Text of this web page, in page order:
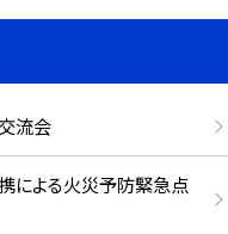
流会
による火災予防緊急点